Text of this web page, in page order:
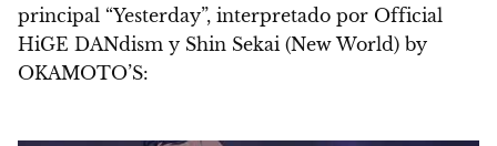
principal “Yesterday”, interpretado por Official
HiGE DANdism y Shin Sekai (New World) by
OKAMOTO’S: